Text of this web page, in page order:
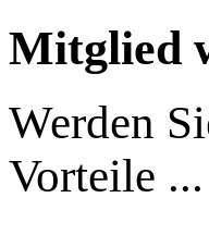
Mitglied
Werden
Vorteile ...